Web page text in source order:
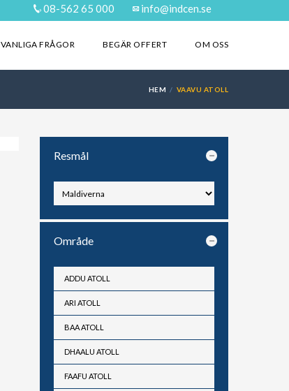
08-562 65 000 info@indcen.se
VANLIGA FRÅGOR BEGÄR OFFERT OM OSS
HEM VAAVU ATOLL
Resmål
Område
ADDU ATOLL
ARI ATOLL
BAA ATOLL
DHAALU ATOLL
FAAFU ATOLL